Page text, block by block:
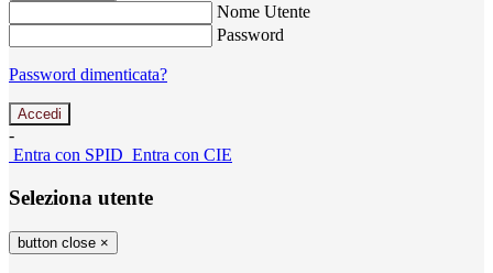
Nome Utente
Password
Password dimenticata?
-
Entra con SPID Entra con CIE
Seleziona utente
button close ×